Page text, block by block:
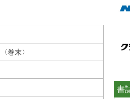
〈巻末〉
書